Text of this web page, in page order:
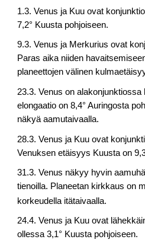
1.3. Venus ja Kuu ovat
7,2° Kuusta pohjoiseen.
9.3. Venus ja Merkurius ovat
Paras aika niiden
planeettojen välinen
23.3. Venus on alakonjunktiossa
elongaatio on 8,4° Auringosta
näkyä aamutaivaalla.
28.3. Venus ja Kuu ovat
Venuksen etäisyys Kuusta on
31.3. Venus näkyy hyvin
tienoilla. Planeetan kirkkaus on
korkeudella itätaivaalla.
24.4. Venus ja Kuu ovat
ollessa 3,1° Kuusta pohjoiseen.